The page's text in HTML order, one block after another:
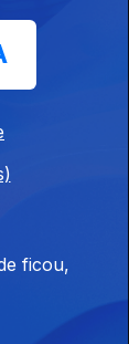
com
de
ficou,